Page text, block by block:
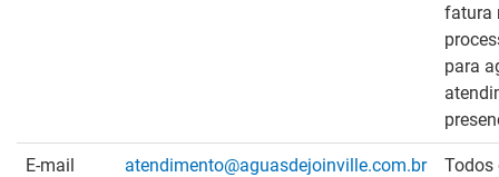
fatura
para
E-mail atendimento@aguasdejoinville.com.br
Todos